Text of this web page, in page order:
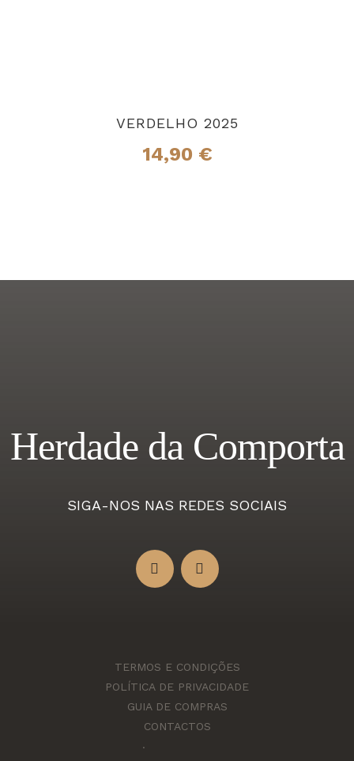
VERDELHO 2025
14,90 €
Herdade da Comporta
SIGA-NOS NAS REDES SOCIAIS
TERMOS E CONDIÇÕES
POLÍTICA DE PRIVACIDADE
GUIA DE COMPRAS
CONTACTOS
.